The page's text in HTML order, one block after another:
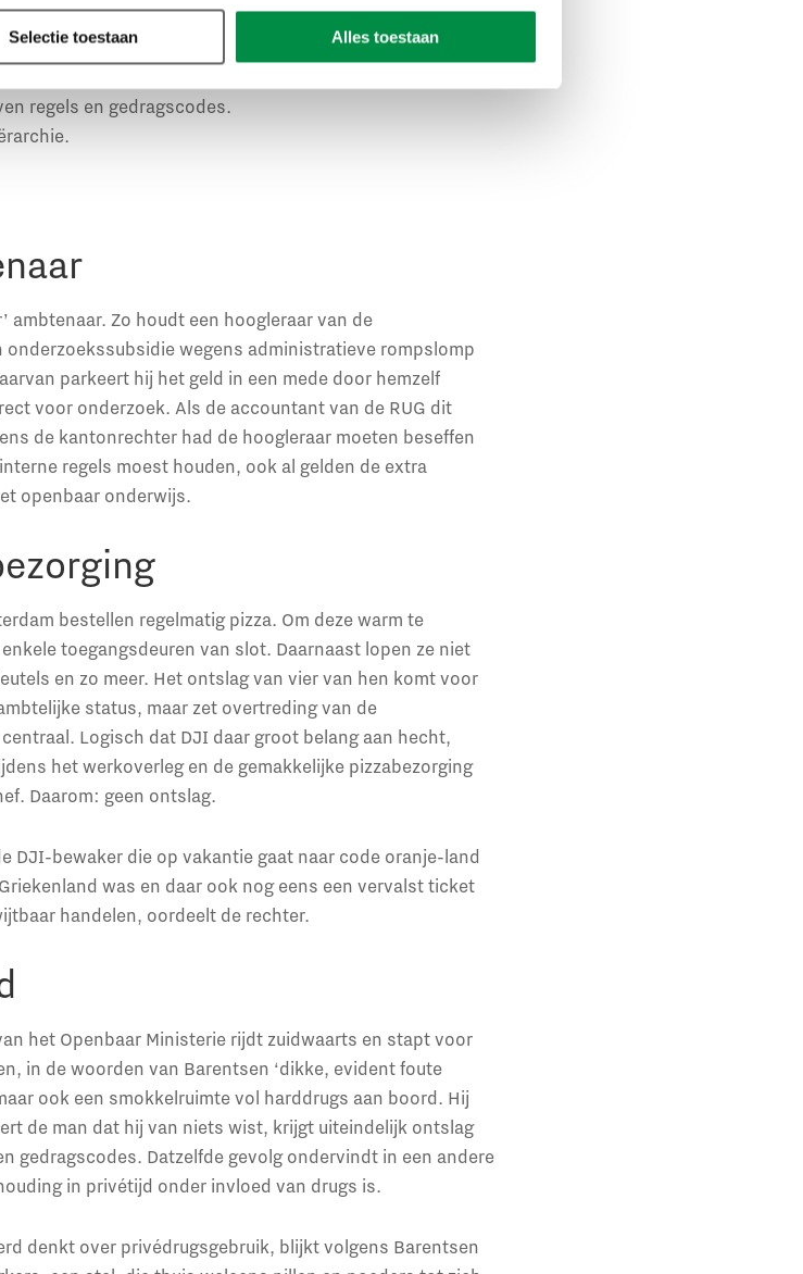
Selectie toestaan Alles toestaan
van integriteit en respect voor democratische
gevolgen hebben.’ Extra eisen zijn:
regels en gedragscodes.
ambtenaar. Zo houdt een hoogleraar van de
wegens administratieve rompslomp
parkeert hij het geld in een mede door hemzelf
voor onderzoek. Als de accountant van de RUG dit
de kantonrechter had de hoogleraar moeten beseffen
regels moest houden, ook al gelden de extra
openbaar onderwijs.
bestellen regelmatig pizza. Om deze warm te
toegangsdeuren van slot. Daarnaast lopen ze niet
en zo meer. Het ontslag van vier van hen komt voor
status, maar zet overtreding van de
Logisch dat DJI daar groot belang aan hecht,
het werkoverleg en de gemakkelijke pizzabezorging
Daarom: geen ontslag.
DJI-bewaker die op vakantie gaat naar code oranje-land
was en daar ook nog eens een vervalst ticket
handelen, oordeelt de rechter.
het Openbaar Ministerie rijdt zuidwaarts en stapt voor
in de woorden van Barentsen ‘dikke, evident foute
ook een smokkelruimte vol harddrugs aan boord. Hij
de man dat hij van niets wist, krijgt uiteindelijk ontslag
gedragscodes. Datzelfde gevolg ondervindt in een andere
in privétijd onder invloed van drugs is.
denkt over privédrugsgebruik, blijkt volgens Barentsen